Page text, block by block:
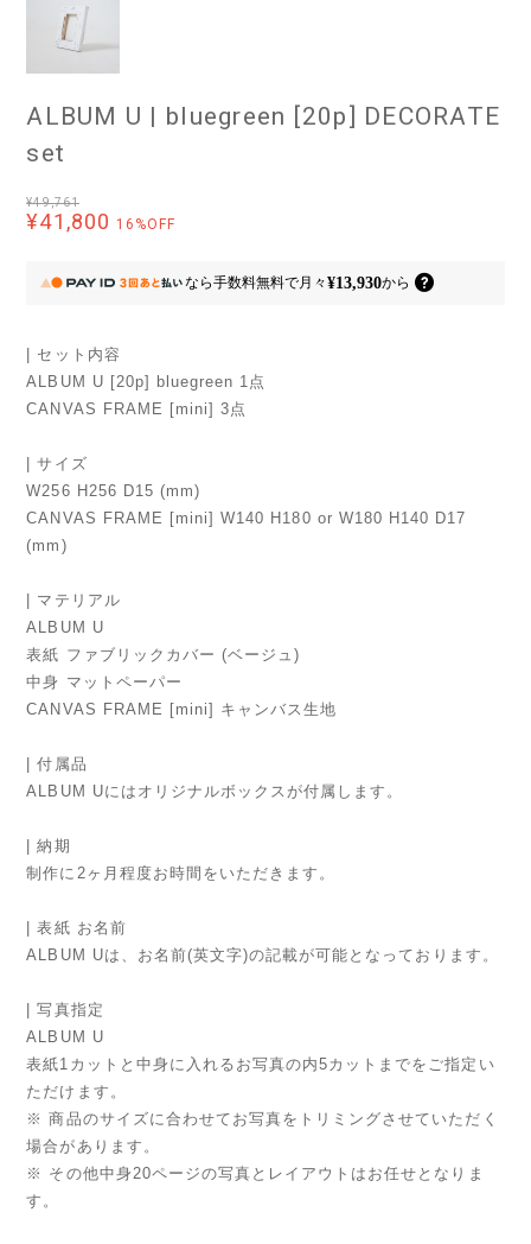
ALBUM U | bluegreen [20p] DECORATE
set
¥49,761
¥41,800 16%OFF
なら手数料無料で月々¥13,930から
| セット内容
ALBUM U [20p] bluegreen 1点
CANVAS FRAME [mini] 3点
| サイズ
W256 H256 D15 (mm)
CANVAS FRAME [mini] W140 H180 or W180 H140 D17
(mm)
| マテリアル
ALBUM U
表紙 ファブリックカバー (ベージュ)
中身 マットペーパー
CANVAS FRAME [mini] キャンバス生地
| 付属品
ALBUM Uにはオリジナルボックスが付属します。
| 納期
制作に2ヶ月程度お時間をいただきます。
| 表紙 お名前
ALBUM Uは、お名前(英文字)の記載が可能となっております。
| 写真指定
ALBUM U
表紙1カットと中身に入れるお写真の内5カットまでをご指定い
ただけます。
※ 商品のサイズに合わせてお写真をトリミングさせていただく
場合があります。
※ その他中身20ページの写真とレイアウトはお任せとなりま
す。